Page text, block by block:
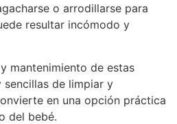
o arrodillarse para
resultar incómodo y
mantenimiento de estas
sencillas de limpiar y
en una opción práctica
del bebé.